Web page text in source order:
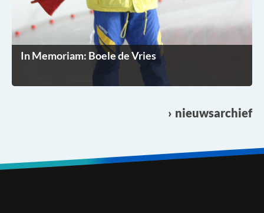
In Memoriam: Boele de Vries
nieuwsarchief